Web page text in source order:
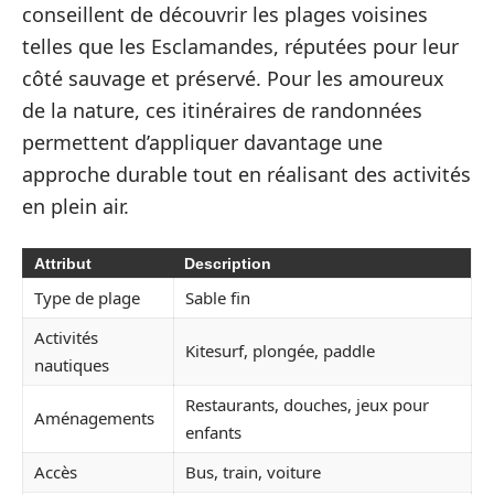
conseillent de découvrir les plages voisines
telles que les Esclamandes, réputées pour leur
côté sauvage et préservé. Pour les amoureux
de la nature, ces itinéraires de randonnées
permettent d’appliquer davantage une
approche durable tout en réalisant des activités
en plein air.
Attribut Description
Type de plage
Sable fin
Activités
nautiques
Kitesurf, plongée, paddle
Aménagements
Restaurants, douches, jeux pour
enfants
Accès
Bus, train, voiture